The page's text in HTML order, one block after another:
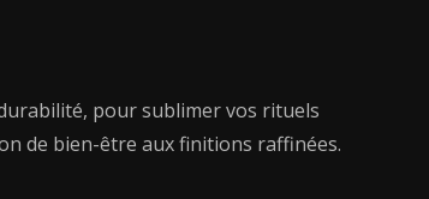
pour sublimer vos rituels
de bien-être aux finitions raffinées.